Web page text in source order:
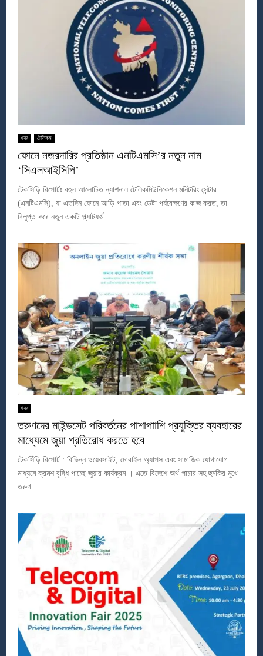
খবর টেলিকম
ফোনে নজরদারির প্রতিষ্ঠান এনটিএমসি’র নতুন নাম
‘সিএলআইসিপি’
টেকসিড়ি রিপোর্টঃ বহুল আলোচিত ন্যাশনাল টেলিকমিউনিকেশন মনিটরিং সেন্টার
(এনটিএমসি), যা এতদিন ফোনে আড়ি পাতা এবং ডেটা পর্যবেক্ষণের কাজ করত, তা
বিলুপ্ত করে নতুন একটি প্ল্যাটফর্ম...
খবর
তরুণদের মাইন্ডসেট পরিবর্তনের পাশাপাাশি প্রযুক্তির ব্যবহারের
মাধ্যেমে জুয়া প্রতিরোধ করতে হবে
টেকসিঁড়ি রিপোর্ট : বিভিন্ন ওয়েবসাইট, মোবাইল অ্যাপস এবং সামাজিক যোগাযোগ
মাধ্যমে ক্রমশ বৃদ্ধি পাচ্ছে জুয়ার কার্যক্রম । এতে বিদেশে অর্থ পাচার সহ হুমকির মুখে
তরুণ...